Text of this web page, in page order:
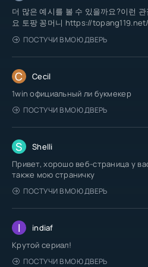
더 많은 예시를 볼 수 있을까요?이런
요 토팡 꽁머니 https://topang119.net/
ПОСТУЧИ В МОЮ ДВЕРЬ
C Cecil
1win официальный ли букмекер
ПОСТУЧИ В МОЮ ДВЕРЬ
S Shelli
Привет, хорошо веб-страница у
также мою страничку
ПОСТУЧИ В МОЮ ДВЕРЬ
I indiaf
Крутой сериал!
ПОСТУЧИ В МОЮ ДВЕРЬ